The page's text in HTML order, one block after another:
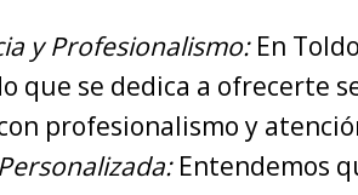
y Profesionalismo:En
que se dedica a ofrecerte
profesionalismo y
Entendemos